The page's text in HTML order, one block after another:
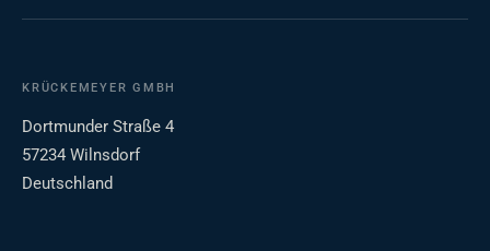
KRÜCKEMEYER GMBH
Dortmunder Straße 4
57234 Wilnsdorf
Deutschland